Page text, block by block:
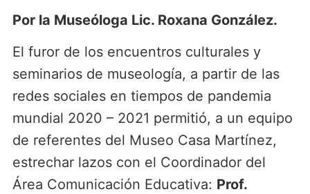
Por la Museóloga Lic. Roxana González.
El furor de los encuentros culturales y
seminarios de museología, a partir de las
redes sociales en tiempos de pandemia
mundial 2020 – 2021 permitió, a un equipo
de referentes del Museo Casa Martínez,
estrechar lazos con el Coordinador del
Área Comunicación Educativa: Prof.